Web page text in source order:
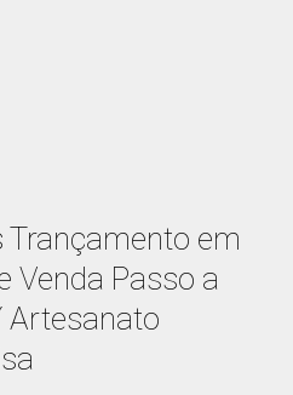
Trançamento em
Venda Passo a
Artesanato